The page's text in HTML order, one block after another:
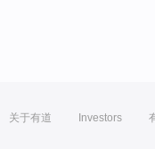
关于有道 Investors